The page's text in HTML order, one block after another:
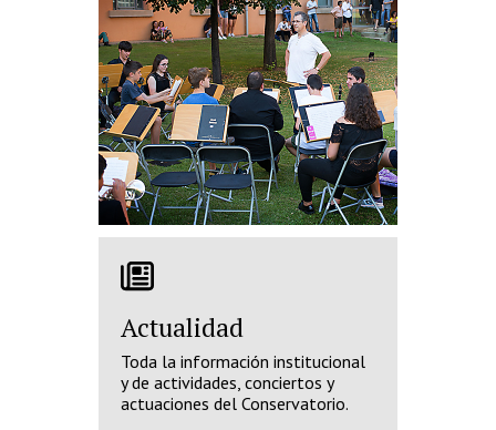
Actualidad
Toda la información institucional
y de actividades, conciertos y
actuaciones del Conservatorio.